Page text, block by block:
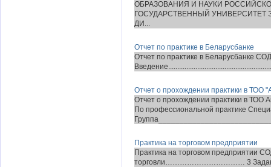
ОБРАЗОВАНИЯ И НАУКИ
ГОСУДАРСТВЕННЫЙ УНИВЕРСИТЕТ
ДИ...
Отчет по практике в Беларусбанке
Отчет по практике в Беларусбанке
Отчет о прохождении практики в ТОО
Отчет о прохождении практики в ТОО
По профессиональной практике
Практика на торговом предприятии
Практика на торговом предприятии
торговли…………………………… 3 Задание